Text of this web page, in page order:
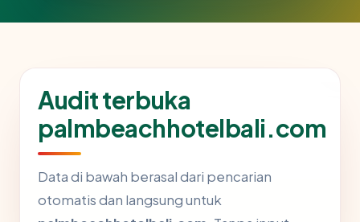
Audit terbuka
palmbeachhotelbali.com
Data di bawah berasal dari pencarian
otomatis dan langsung untuk